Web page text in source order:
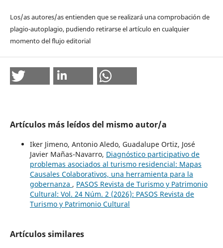
Los/as autores/as entienden que se realizará una comprobación de
plagio-autoplagio, pudiendo retirarse el artículo en cualquier
momento del flujo editorial
Artículos más leídos del mismo autor/a
Iker Jimeno, Antonio Aledo, Guadalupe Ortiz, José
Javier Mañas-Navarro, Diagnóstico participativo de
problemas asociados al turismo residencial: Mapas
Causales Colaborativos, una herramienta para la
gobernanza , PASOS Revista de Turismo y Patrimonio
Cultural: Vol. 24 Núm. 2 (2026): PASOS Revista de
Turismo y Patrimonio Cultural
Artículos similares